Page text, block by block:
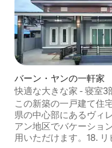
バーン・ヤンの一軒家
快適な大きな家 - 寝室3
室
この新築の一戸建て住
県の中心部にあるヴィ
アン地区でバケーショ
用いただけます。18.